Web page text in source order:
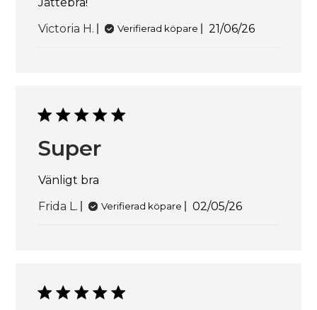
Victoria H.
Verifierad köpare 21/06/26
Super
Vänligt bra
Frida L.
Verifierad köpare 02/05/26